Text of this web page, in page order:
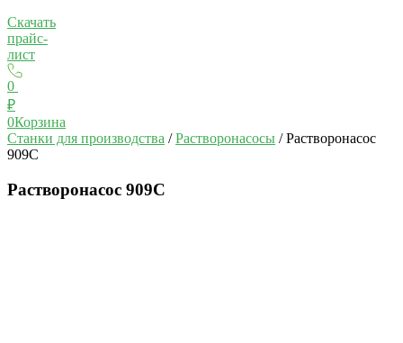
Скачать
прайс-
лист
0
₽
0Корзина
Станки для производства /Растворонасосы / Растворонасос
909С
Растворонасос 909С